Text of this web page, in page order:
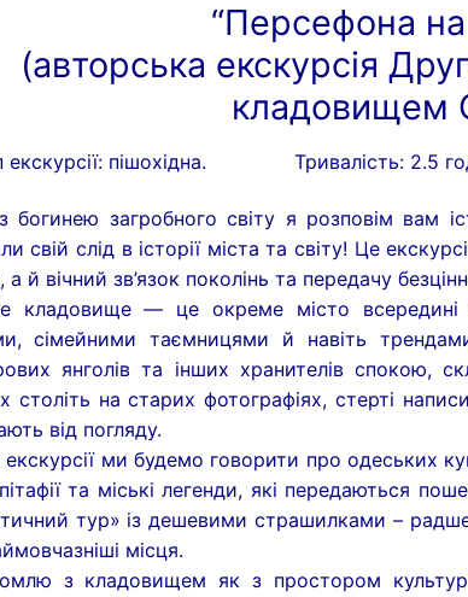
“Персефона на
(авторська екскурсія
кладовищем
екскурсії: пішохідна. Тривалість: 2.5
богинею загробного світу я розповім вам
свій слід в історії міста та світу! Це
й вічний зв’язок поколінь та передачу
кладовище — це окреме місто
сімейними таємницями й навіть
янголів та інших хранителів спокою,
століть на старих фотографіях, стерті
від погляду.
екскурсії ми будемо говорити про одеських
та міські легенди, які передаються
тур» із дешевими страшилками –
місця.
з кладовищем як з простором